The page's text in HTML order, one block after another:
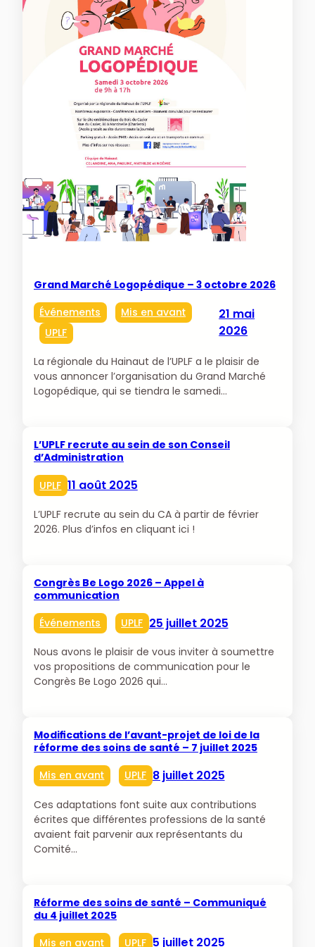
Grand Marché Logopédique – 3 octobre 2026
Événements
Mis en avant
UPLF
21 mai
2026
La régionale du Hainaut de l’UPLF a le plaisir de
vous annoncer l’organisation du Grand Marché
Logopédique, qui se tiendra le samedi…
L’UPLF recrute au sein de son Conseil
d’Administration
UPLF 11 août 2025
L’UPLF recrute au sein du CA à partir de février
2026. Plus d’infos en cliquant ici !
Congrès Be Logo 2026 – Appel à
communication
Événements
UPLF 25 juillet 2025
Nous avons le plaisir de vous inviter à soumettre
vos propositions de communication pour le
Congrès Be Logo 2026 qui…
Modifications de l’avant-projet de loi de la
réforme des soins de santé – 7 juillet 2025
Mis en avant
UPLF 8 juillet 2025
Ces adaptations font suite aux contributions
écrites que différentes professions de la santé
avaient fait parvenir aux représentants du
Comité…
Réforme des soins de santé – Communiqué
du 4 juillet 2025
Mis en avant
UPLF 5 juillet 2025